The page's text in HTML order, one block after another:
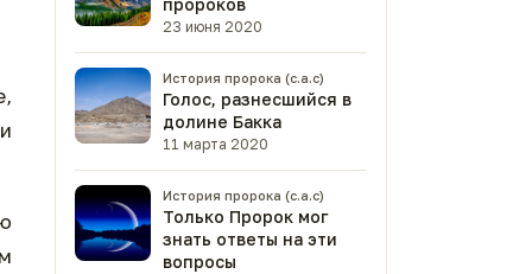
пророков
23 июня 2020
История пророка (с.а.с)
Голос, разнесшийся в
долине Бакка
11 марта 2020
История пророка (с.а.с)
Только Пророк мог
знать ответы на эти
вопросы